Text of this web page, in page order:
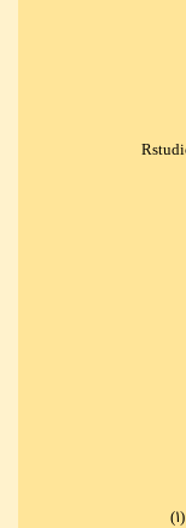
(۱)